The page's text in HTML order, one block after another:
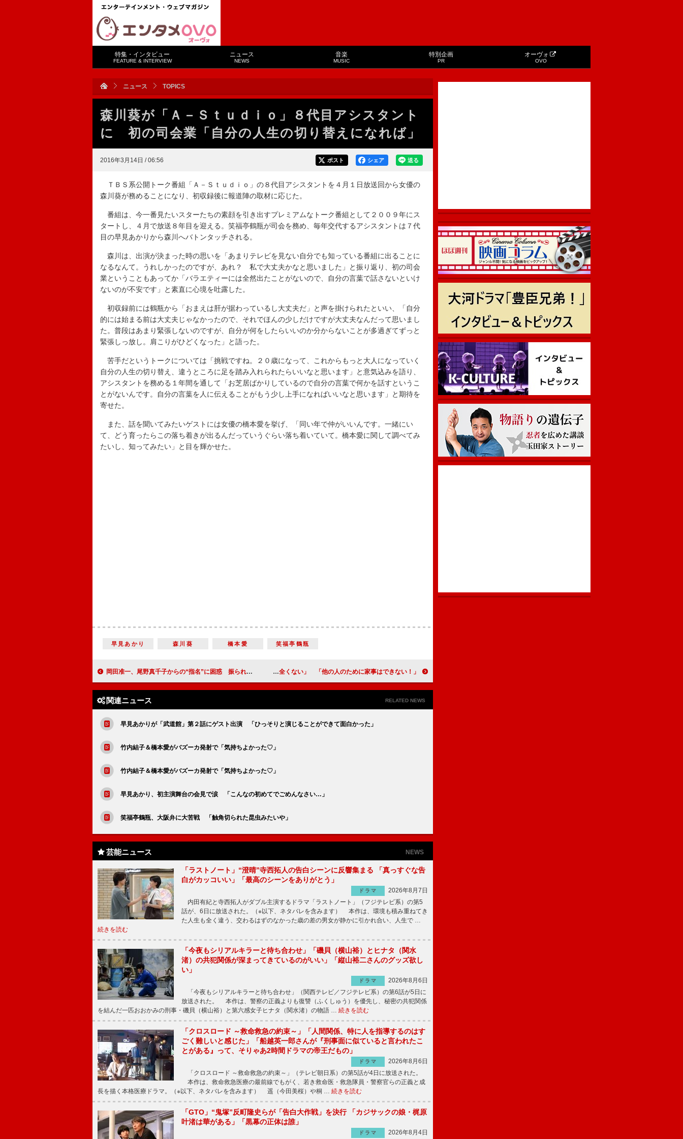
特集・インタビュー
FEATURE & INTERVIEW
ニュース
NEWS
音楽
MUSIC
特別企画
PR
オーヴォ
OVO
ニュース TOPICS
森川葵が「Ａ－Ｓｔｕｄｉｏ」８代目アシスタント
に 初の司会業「自分の人生の切り替えになれば」
2016年3月14日 / 06:56 送る
シェア
ポスト
ＴＢＳ系公開トーク番組「Ａ－Ｓｔｕｄｉｏ」の８代目アシスタントを４月１日放送回から女優の
森川葵が務めることになり、初収録後に報道陣の取材に応じた。
番組は、今一番見たいスターたちの素顔を引き出すプレミアムなトーク番組として２００９年にス
タートし、４月で放送８年目を迎える。笑福亭鶴瓶が司会を務め、毎年交代するアシスタントは７代
目の早見あかりから森川へバトンタッチされる。
森川は、出演が決まった時の思いを「あまりテレビを見ない自分でも知っている番組に出ることに
なるなんて。うれしかったのですが、あれ？ 私で大丈夫かなと思いました」と振り返り、初の司会
業ということもあってか「バラエティーには全然出たことがないので、自分の言葉で話さないといけ
ないのが不安です」と素直に心境を吐露した。
初収録前には鶴瓶から「おまえは肝が据わっているし大丈夫だ」と声を掛けられたといい、「自分
的には始まる前は大丈夫じゃなかったので、それでほんの少しだけですが大丈夫なんだって思いまし
た。普段はあまり緊張しないのですが、自分が何をしたらいいのか分からないことが多過ぎてずっと
緊張しっ放し。肩こりがひどくなった」と語った。
苦手だというトークについては「挑戦ですね。２０歳になって、これからもっと大人になっていく
自分の人生の切り替え、違うところに足を踏み入れられたらいいなと思います」と意気込みを語り、
アシスタントを務める１年間を通して「お芝居ばかりしているので自分の言葉で何かを話すというこ
とがないんです。自分の言葉を人に伝えることがもう少し上手になればいいなと思います」と期待を
寄せた。
また、話を聞いてみたいゲストには女優の橋本愛を挙げ、「同い年で仲がいいんです。一緒にい
て、どう育ったらこの落ち着きが出るんだっていうぐらい落ち着いていて。橋本愛に関して調べてみ
たいし、知ってみたい」と目を輝かせた。
早見あかり 森川葵 橋本愛 笑福亭鶴瓶
岡田准一、尾野真千子からの“指名”に困惑 振られた阿部寛は「あんなに愛し合っていたのに…」 広瀬アリス「結婚願望は全くない」 「他の人のために家事はできない！」
関連ニュース RELATED NEWS
早見あかりが「武道館」第２話にゲスト出演 「ひっそりと演じることができて面白かった」
竹内結子＆橋本愛がバズーカ発射で「気持ちよかった♡」
竹内結子＆橋本愛がバズーカ発射で「気持ちよかった♡」
早見あかり、初主演舞台の会見で涙 「こんなの初めてでごめんなさい…」
笑福亭鶴瓶、大阪弁に大苦戦 「触角切られた昆虫みたいや」
芸能ニュース NEWS
「ラストノート」“澄晴”寺西拓人の告白シーンに反響集まる 「真っすぐな告
白がカッコいい」「最高のシーンをありがとう」
ドラマ
2026年8月7日
内田有紀と寺西拓人がダブル主演するドラマ「ラストノート」（フジテレビ系）の第5
話が、6日に放送された。（※以下、ネタバレを含みます） 本作は、環境も積み重ねてき
た人生も全く違う、交わるはずのなかった歳の差の男女が静かに引かれ合い、人生で …
続きを読む
「今夜もシリアルキラーと待ち合わせ」「磯貝（横山裕）とヒナタ（関水
渚）の共犯関係が深まってきているのがいい」「縦山裕二さんのグッズ欲し
い」
ドラマ
2026年8月6日
「今夜もシリアルキラーと待ち合わせ」（関西テレビ／フジテレビ系）の第6話が5日に
放送された。 本作は、警察の正義よりも復讐（ふくしゅう）を優先し、秘密の共犯関係
を結んだ一匹おおかみの刑事・磯貝（横山裕）と第六感女子ヒナタ（関水渚）の物語 … 続きを読む
「クロスロード ～救命救急の約束～」「人間関係、特に人を指導するのはす
ごく難しいと感じた」「船越英一郎さんが『刑事面に似ていると言われたこ
とがある』って、そりゃあ2時間ドラマの帝王だもの」
ドラマ
2026年8月6日
「クロスロード ～救命救急の約束～」（テレビ朝日系）の第5話が4日に放送された。
本作は、救命救急医療の最前線でもがく、若き救命医・救急隊員・警察官らの正義と成
長を描く本格医療ドラマ。（※以下、ネタバレを含みます） 遥（今田美桜）や桐 … 続きを読む
「GTO」“鬼塚”反町隆史らが「告白大作戦」を決行 「カジサックの娘・梶原
叶渚は華がある」「黒幕の正体は誰」
ドラマ 2026年8月4日